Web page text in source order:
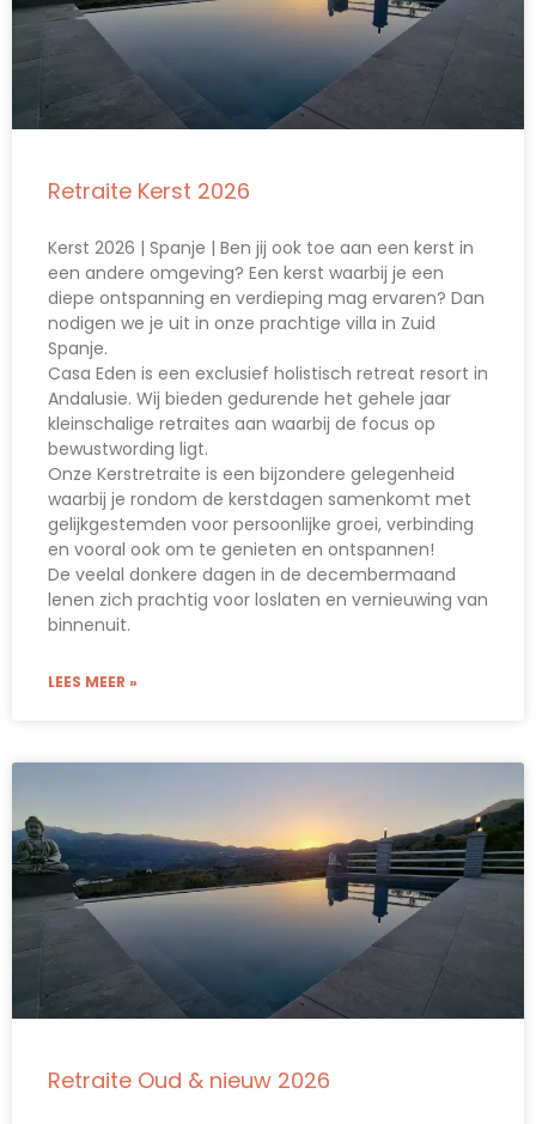
Retraite Kerst 2026
Kerst 2026 | Spanje | Ben jij ook toe aan een kerst in
een andere omgeving? Een kerst waarbij je een
diepe ontspanning en verdieping mag ervaren? Dan
nodigen we je uit in onze prachtige villa in Zuid
Spanje.
Casa Eden is een exclusief holistisch retreat resort in
Andalusie. Wij bieden gedurende het gehele jaar
kleinschalige retraites aan waarbij de focus op
bewustwording ligt.
Onze Kerstretraite is een bijzondere gelegenheid
waarbij je rondom de kerstdagen samenkomt met
gelijkgestemden voor persoonlijke groei, verbinding
en vooral ook om te genieten en ontspannen!
De veelal donkere dagen in de decembermaand
lenen zich prachtig voor loslaten en vernieuwing van
binnenuit.
LEES MEER »
Retraite Oud & nieuw 2026